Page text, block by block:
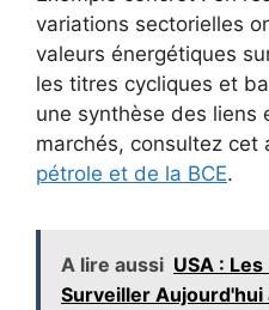
variations sectorielles
valeurs énergétiques
les titres cycliques et
une synthèse des liens
marchés, consultez cet
pétrole et de la BCE.
A lire aussi USA :
Surveiller Aujourd'hui